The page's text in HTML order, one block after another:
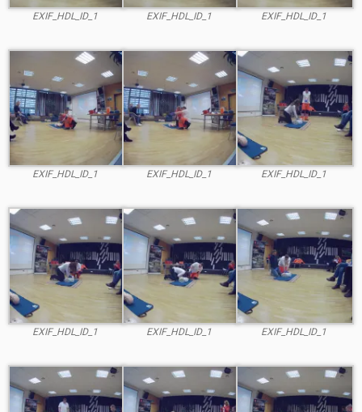
EXIF_HDL_ID_1 EXIF_HDL_ID_1 EXIF_HDL_ID_1
EXIF_HDL_ID_1 EXIF_HDL_ID_1 EXIF_HDL_ID_1
EXIF_HDL_ID_1 EXIF_HDL_ID_1 EXIF_HDL_ID_1